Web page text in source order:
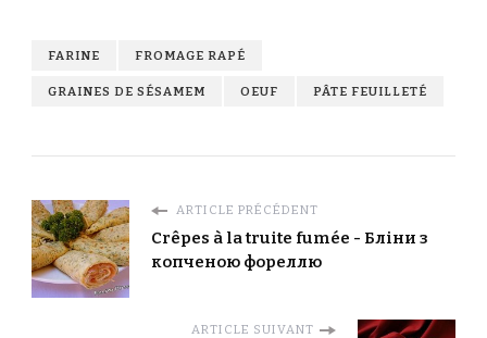
FARINE FROMAGE RAPÉ
GRAINES DE SÉSAMEM OEUF PÂTE FEUILLETÉ
ARTICLE PRÉCÉDENT
Crêpes à la truite fumée - Бліни з
копченою фореллю
ARTICLE SUIVANT